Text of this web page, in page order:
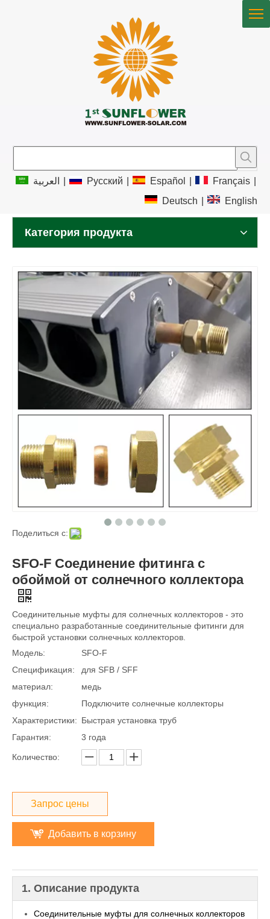
العربية Pусский Español Français
Deutsch
English
Категория продукта
Поделиться с:
SFO-F Соединение фитинга с
обоймой от солнечного коллектора
Соединительные муфты для солнечных коллекторов - это
специально разработанные соединительные фитинги для
быстрой установки солнечных коллекторов.
Модель:
SFO-F
Спецификация:
для SFB / SFF
материал:
медь
функция:
Подключите солнечные коллекторы
Характеристики: Быстрая установка труб
Гарантия:
3 года
Количество:
Запрос цены
Добавить в корзину
1. Описание продукта
Соединительные муфты для солнечных коллекторов